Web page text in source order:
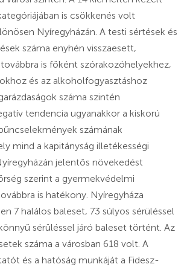
is csökkenés volt
Nyíregyházán. A testi sértések és
száma enyhén visszaesett,
is főként szórakozóhelyekhez,
és az alkoholfogyasztáshoz
száma szintén
tendencia ugyanakkor a kiskorú
számának
mind a kapitányság illetékességi
jelentős növekedést
szerint a gyermekvédelmi
is hatékony. Nyíregyháza
7 halálos baleset, 73 súlyos sérüléssel
sérüléssel járó baleset történt. Az
száma a városban 618 volt. A
és a hatóság munkáját a Fidesz-